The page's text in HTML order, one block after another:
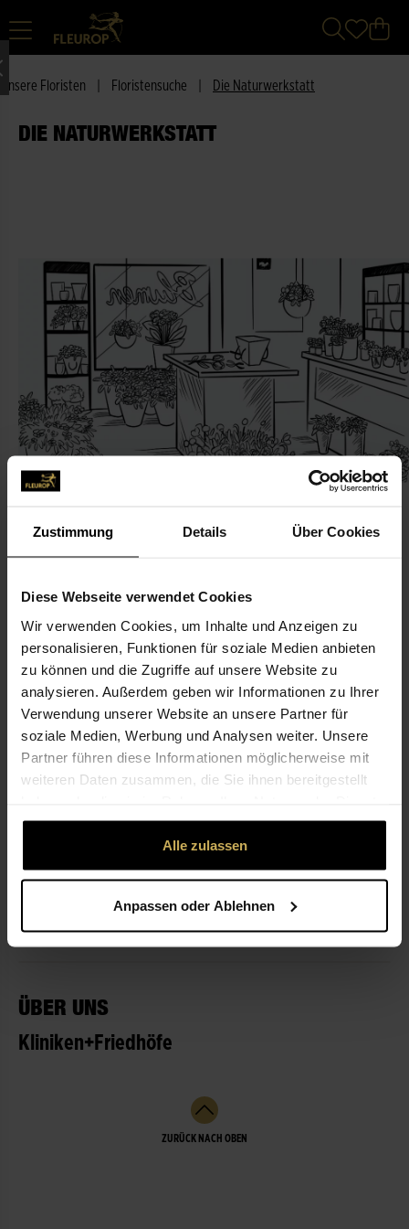
Zustimmung Details Über Cookies
Diese Webseite verwendet Cookies
Wir verwenden Cookies, um Inhalte und Anzeigen zu
personalisieren, Funktionen für soziale Medien anbieten
zu können und die Zugriffe auf unsere Website zu
analysieren. Außerdem geben wir Informationen zu Ihrer
Verwendung unserer Website an unsere Partner für
soziale Medien, Werbung und Analysen weiter. Unsere
Partner führen diese Informationen möglicherweise mit
weiteren Daten zusammen, die Sie ihnen bereitgestellt
gesammelt haben.
Alle zulassen
Anpassen oder Ablehnen
Unsere Floristen Floristensuche Die Naturwerkstatt
DIE NATURWERKSTATT
KONTAKT
Die Naturwerkstatt
Schomaker, Susanne
Am Gasthausdamm 13
49808 Lingen
0591-1550
info@blumen-Schomaker.de
ÖFFNUNGSZEITEN
LEISTUNGEN
ÜBER UNS
Kliniken+Friedhöfe
ZURÜCK NACH OBEN